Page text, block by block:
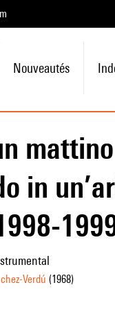
Nouveautés
mattino
in
Verdú (1968)